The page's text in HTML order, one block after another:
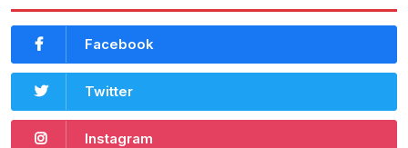
Facebook
Twitter
Instagram